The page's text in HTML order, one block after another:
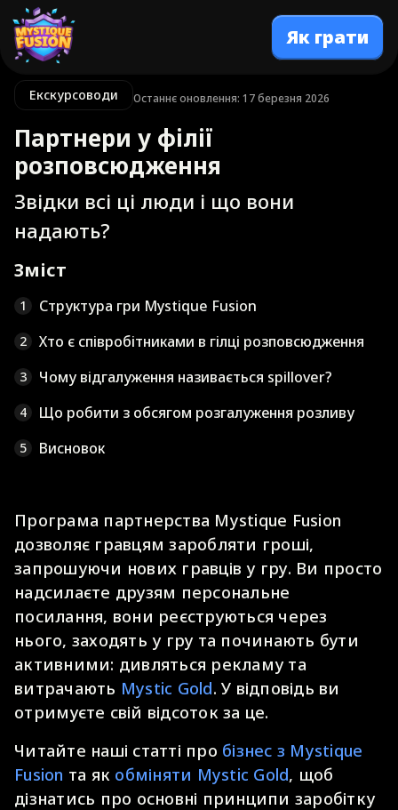
Як грати
Екскурсоводи Останнє оновлення: 17 березня 2026
Партнери у філії
розповсюдження
Звідки всі ці люди і що вони
надають?
Зміст
1 Структура гри Mystique Fusion
2 Хто є співробітниками в гілці розповсюдження
3 Чому відгалуження називається spillover?
4 Що робити з обсягом розгалуження розливу
5 Висновок
Програма партнерства Mystique Fusion
дозволяє гравцям заробляти гроші,
запрошуючи нових гравців у гру. Ви просто
надсилаєте друзям персональне
посилання, вони реєструються через
нього, заходять у гру та починають бути
активними: дивляться рекламу та
витрачають Mystic Gold. У відповідь ви
отримуєте свій відсоток за це.
Читайте наші статті про бізнес з Mystique
Fusion та як обміняти Mystic Gold, щоб
дізнатись про основні принципи заробітку